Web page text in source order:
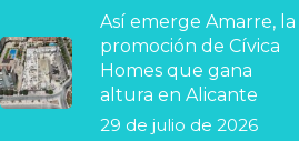
Así emerge Amarre, la
promoción de Cívica
Homes que gana
altura en Alicante
29 de julio de 2026